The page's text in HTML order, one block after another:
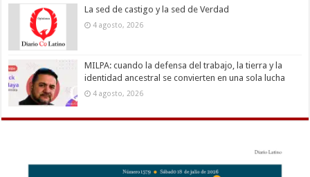
La sed de castigo y la sed de Verdad
4 agosto, 2026
MILPA: cuando la defensa del trabajo, la tierra y la
identidad ancestral se convierten en una sola lucha
4 agosto, 2026